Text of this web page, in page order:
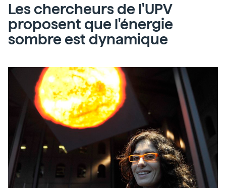
Les chercheurs de l'UPV
proposent que l'énergie
sombre est dynamique